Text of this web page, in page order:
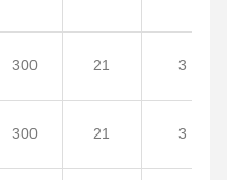
300 21 3
300 21 3